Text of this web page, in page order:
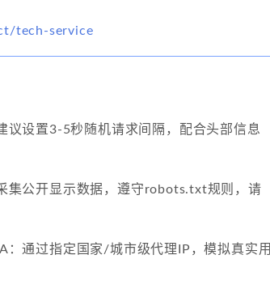
tech-service
议设置3-5秒随机请求间隔，配合头部信息
集公开显示数据，遵守robots.txt规则，请
A：通过指定国家/城市级代理IP，模拟真实用